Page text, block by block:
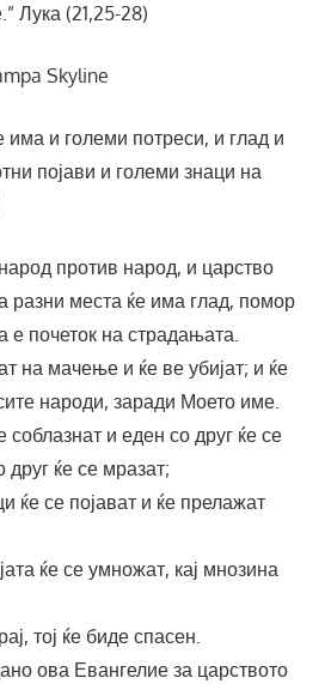
Лука (21,25-28)
има и големи потреси, и глад и
појави и големи знаци на
против народ, и царство
разни места ќе има глад, помор
е почеток на страдањата.
на мачење и ќе ве убијат; и ќе
народи, заради Моето име.
и еден со друг ќе се
ќе се мразат;
ќе се појават и ќе прелажат
ќе се умножат, кај мнозина
тој ќе биде спасен.
ова Евангелие за царството